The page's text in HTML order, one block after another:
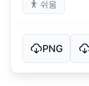
쉬움
PNG